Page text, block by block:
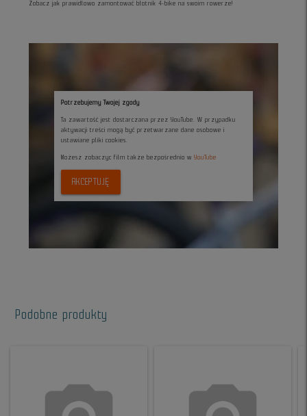
Potrzebujemy Twojej zgody
Ta zawartość jest dostarczana przez YouTube. W przypadku
aktywacji treści mogą być przetwarzane dane osobowe i
ustawiane pliki cookies.
Możesz zobaczyc film także bezpośrednio w YouTube
AKCEPTUJĘ
Zobacz jak prawidłowo zamontować błotnik 4-bike na swoim rowerze!
Podobne produkty